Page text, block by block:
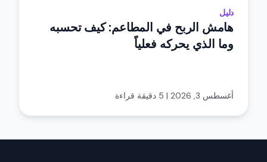
دليل
هامش الربح في المطاعم: كيف تحسبه
وما الذي يحركه فعلياً
أغسطس 3, 2026 | 5 دقيقة قراءة